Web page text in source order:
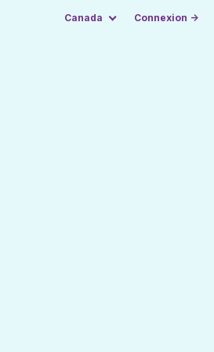
Canada Connexion →